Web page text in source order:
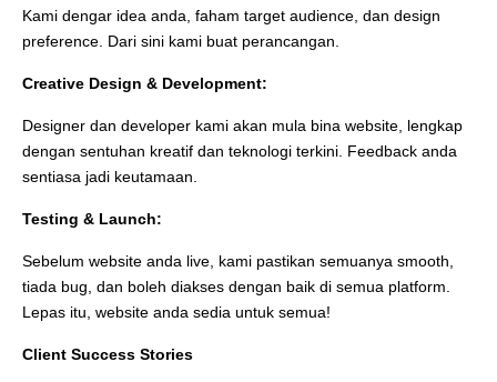
Kami dengar idea anda, faham target audience, dan design
preference. Dari sini kami buat perancangan.
Creative Design & Development:
Designer dan developer kami akan mula bina website, lengkap
dengan sentuhan kreatif dan teknologi terkini. Feedback anda
sentiasa jadi keutamaan.
Testing & Launch:
Sebelum website anda live, kami pastikan semuanya smooth,
tiada bug, dan boleh diakses dengan baik di semua platform.
Lepas itu, website anda sedia untuk semua!
Client Success Stories